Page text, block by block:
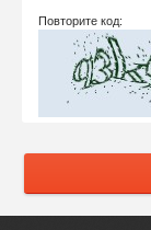
Повторите код: